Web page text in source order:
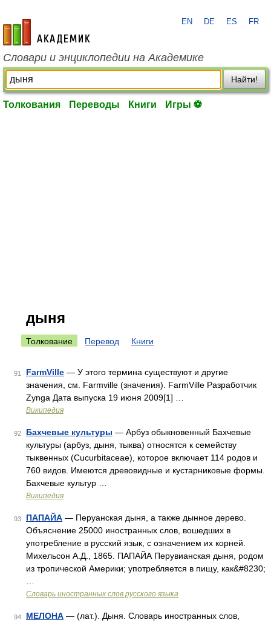
academic.ru
EN DE ES FR
Словари и энциклопедии на Академике
Найти!
Толкования Переводы Книги Игры ⚽
дыня
Толкование Перевод Книги
91 FarmVille — У этого термина существуют и другие
значения, см. Farmville (значения). FarmVille Разработчик
Zynga Дата выпуска 19 июня 2009[1] …
Википедия
92 Бахчевые культуры — Арбуз обыкновенный Бахчевые
культуры (арбуз, дыня, тыква) относятся к семейству
тыквенных (Cucurbitaceae), которое включает 114 родов и
760 видов. Имеются древовидные и кустарниковые формы.
Бахчевые культур …
Википедия
93 ПАПАЙА — Перуанская дыня, а также дынное дерево.
Объяснение 25000 иностранных слов, вошедших в
употребление в русский язык, с означением их корней.
Михельсон А.Д., 1865. ПАПАЙА Перувианская дыня, родом
из тропической Америки; употребляется в пищу, как&#8230;
Словарь иностранных слов русского языка
94 МЕЛОНА — (лат.). Дыня. Словарь иностранных слов,